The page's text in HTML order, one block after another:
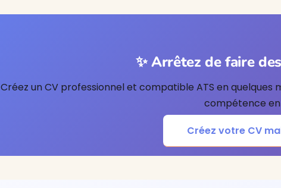
✨ Arrêtez de faire
Créez un CV professionnel et compatible ATS en
compétence en
Créez votre CV